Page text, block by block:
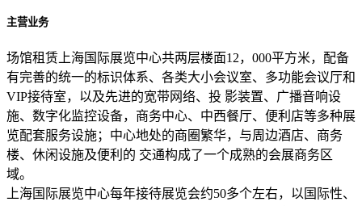
主营业务
场馆租赁上海国际展览中心共两层楼面12，000平方米，配备
有完善的统一的标识体系、各类大小会议室、多功能会议厅和
VIP接待室，以及先进的宽带网络、投 影装置、广播音响设
施、数字化监控设备，商务中心、中西餐厅、便利店等多种展
览配套服务设施；中心地处的商圈繁华，与周边酒店、商务
楼、休闲设施及便利的 交通构成了一个成熟的会展商务区
域。
上海国际展览中心每年接待展览会约50多个左右，以国际性、